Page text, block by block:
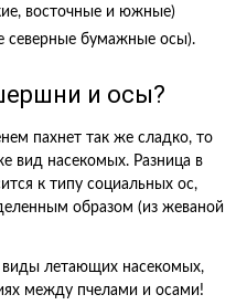
восточные и южные)
северные бумажные осы).
и осы?
пахнет так же сладко, то
вид насекомых. Разница в
к типу социальных ос,
образом (из жеваной
виды летающих насекомых,
между пчелами и осами!